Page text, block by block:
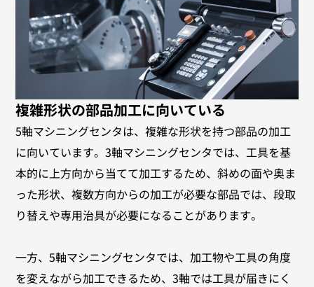
複雑形状の部品加工に向いている
5軸マシニングセンタは、複雑な形状を持つ部品の加工
に向いています。3軸マシニングセンタでは、工具を基
本的に上方向から当てて加工するため、斜めの面や奥ま
った形状、複数方向からの加工が必要な部品では、段取
り替えや専用治具が必要になることがあります。
一方、5軸マシニングセンタでは、加工物や工具の角度
を変えながら加工できるため、3軸では工具が届きにく